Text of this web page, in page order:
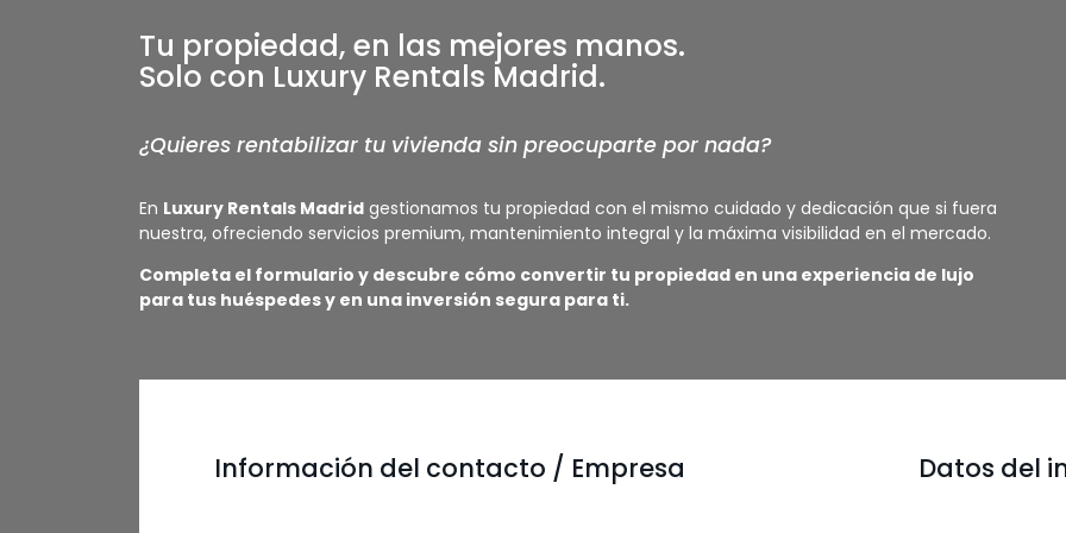
Tu propiedad, en las mejores manos.
Solo con Luxury Rentals Madrid.
¿Quieres rentabilizar tu vivienda sin preocuparte por nada?
En Luxury Rentals Madrid gestionamos tu propiedad con el mismo cuidado y dedicación que si fuera
nuestra, ofreciendo servicios premium, mantenimiento integral y la máxima visibilidad en el mercado.
Completa el formulario y descubre cómo convertir tu propiedad en una experiencia de lujo
para tus huéspedes y en una inversión segura para ti.
Información del contacto / Empresa Datos del